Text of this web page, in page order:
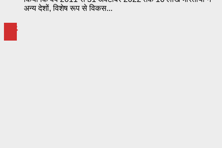
अन्य देशों, विशेष रूप से विकस...